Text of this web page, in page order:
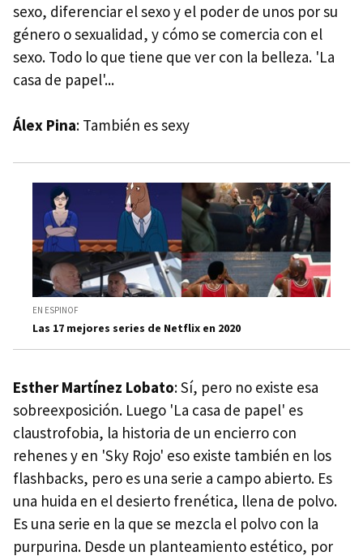
sexo, diferenciar el sexo y el poder de unos por su
género o sexualidad, y cómo se comercia con el
sexo. Todo lo que tiene que ver con la belleza. 'La
casa de papel'...
Álex Pina: También es sexy
EN ESPINOF
Las 17 mejores series de Netflix en 2020
Esther Martínez Lobato: Sí, pero no existe esa
sobreexposición. Luego 'La casa de papel' es
claustrofobia, la historia de un encierro con
rehenes y en 'Sky Rojo' eso existe también en los
flashbacks, pero es una serie a campo abierto. Es
una huida en el desierto frenética, llena de polvo.
Es una serie en la que se mezcla el polvo con la
purpurina. Desde un planteamiento estético, por